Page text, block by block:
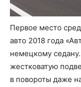
Первое место
авто 2018 года
немецкому
жестковатую
в повороты даже